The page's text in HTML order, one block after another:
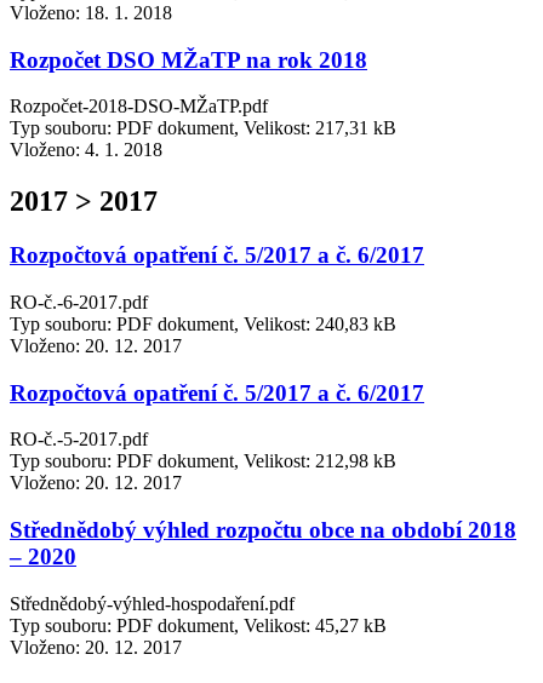
Vloženo: 18. 1. 2018
Rozpočet DSO MŽaTP na rok 2018
Rozpočet-2018-DSO-MŽaTP.pdf
Typ souboru: PDF dokument, Velikost: 217,31 kB
Vloženo: 4. 1. 2018
2017 > 2017
Rozpočtová opatření č. 5/2017 a č. 6/2017
RO-č.-6-2017.pdf
Typ souboru: PDF dokument, Velikost: 240,83 kB
Vloženo: 20. 12. 2017
Rozpočtová opatření č. 5/2017 a č. 6/2017
RO-č.-5-2017.pdf
Typ souboru: PDF dokument, Velikost: 212,98 kB
Vloženo: 20. 12. 2017
Střednědobý výhled rozpočtu obce na období 2018
– 2020
Střednědobý-výhled-hospodaření.pdf
Typ souboru: PDF dokument, Velikost: 45,27 kB
Vloženo: 20. 12. 2017